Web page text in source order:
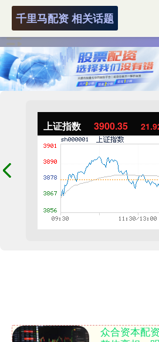
上证指数 3900.35
千里马配资 相关话题
众合资本配